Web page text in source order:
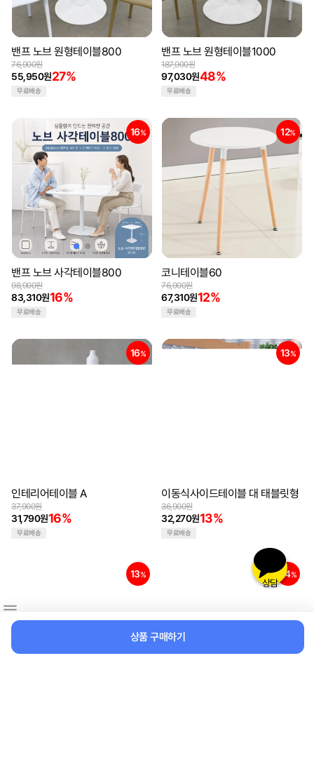
상담
상품 구매하기
밴프 노브 원형테이블800
55,950원27%
76,900원
무료배송
밴프 노브 원형테이블1000
97,030원48%
187,900원
무료배송
16%
밴프 노브 사각테이블800
83,310원16%
98,900원
무료배송
12%
코니테이블60
67,310원12%
76,900원
무료배송
16%
인테리어테이블 A
31,790원16%
37,900원
무료배송
13%
이동식사이드테이블 대 태블릿형
32,270원13%
36,900원
무료배송
13% 24%